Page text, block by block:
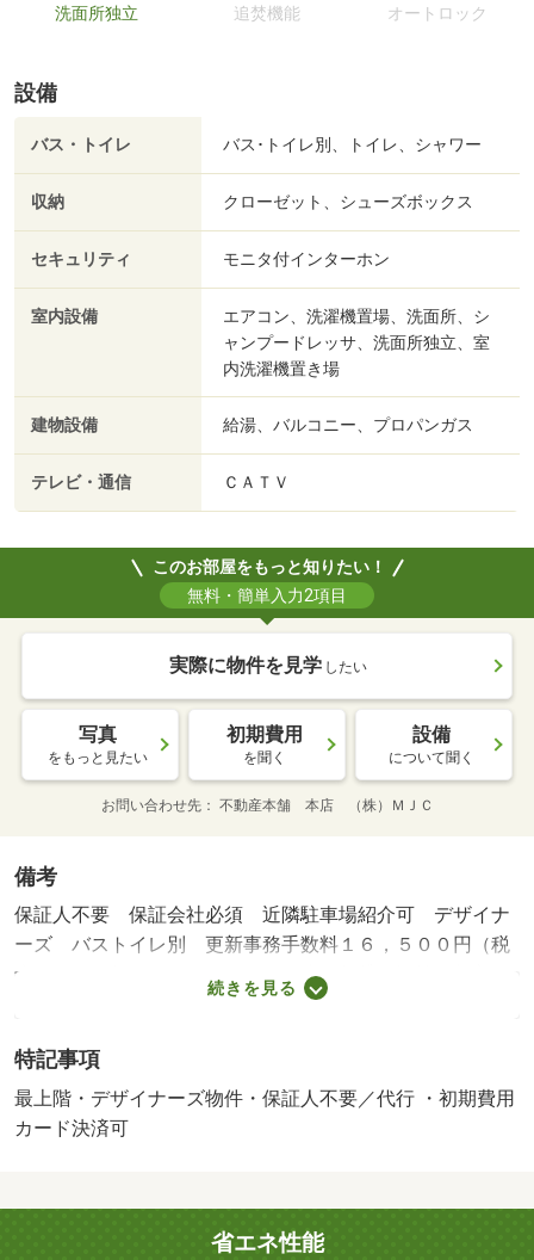
洗面所独立 追焚機能 オートロック
設備
バス・トイレ バス･トイレ別、トイレ、シャワー
収納 クローゼット、シューズボックス
セキュリティ モニタ付インターホン
室内設備
エアコン、洗濯機置場、洗面所、シ
ャンプードレッサ、洗面所独立、室
内洗濯機置き場
建物設備 給湯、バルコニー、プロパンガス
テレビ・通信 ＣＡＴＶ
このお部屋をもっと知りたい！
無料・簡単入力2項目
実際に物件を見学 したい
写真
をもっと見たい
初期費用
を聞く
設備
について聞く
お問い合わせ先 不動産本舗 本店 （株）ＭＪＣ
備考
保証人不要 保証会社必須 近隣駐車場紹介可 デザイナ
ーズ バストイレ別 更新事務手数料１６，５００円（税
込み）／２年 ＣＡＴＶ 現況優先・賃貸保証等：加入要
（初回契約時：６０％、更新時：１０，０００円、月額：
４００円＋税）・鍵交換代：あり２６，４００円～・維持
費等：ＣＡＴＶ代５５０円／月・町内会費５１０円／月・
バストイレ別★独立洗面台も付いてます♪ＣＡＴＶ導入済
可能です♪・バイク置場：なし・駐輪場：なし・仲介手数
料：１．１ヶ月/ハウスクリーニング 60000円
続きを見る
特記事項
最上階・デザイナーズ物件・保証人不要／代行 ・初期費用
カード決済可
省エネ性能